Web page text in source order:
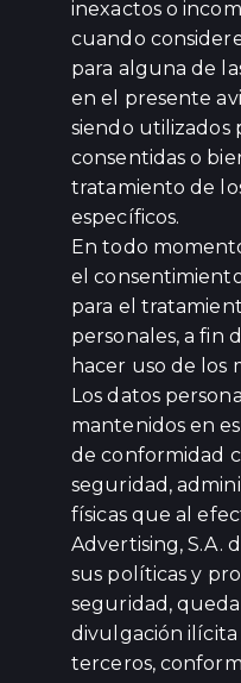
inexactos o
cuando
para alguna de
en el presente
siendo utilizados
consentidas o
tratamiento de
específicos.
En todo
el
para el
personales, a fin
hacer uso de los
Los datos
mantenidos en
de conformidad
seguridad,
físicas que al
Advertising, S.A.
sus políticas y
seguridad,
divulgación ilícita
terceros,